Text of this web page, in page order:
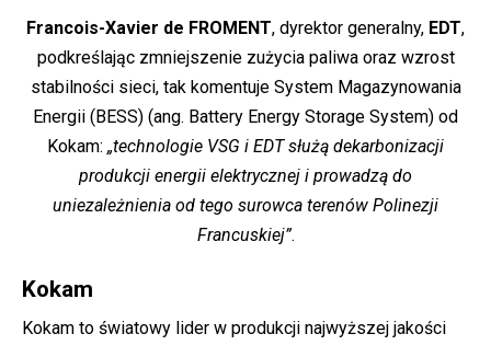
Francois-Xavier de FROMENT, dyrektor generalny, EDT,
podkreślając zmniejszenie zużycia paliwa oraz wzrost
stabilności sieci, tak komentuje System Magazynowania
Energii (BESS) (ang. Battery Energy Storage System) od
Kokam: „technologie VSG i EDT służą dekarbonizacji
produkcji energii elektrycznej i prowadzą do
uniezależnienia od tego surowca terenów Polinezji
Francuskiej”.
Kokam
Kokam to światowy lider w produkcji najwyższej jakości